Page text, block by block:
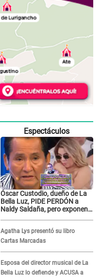
Espectáculos
Óscar Custodio, dueño de La
Bella Luz, PIDE PERDÓN a
Naldy Saldaña, pero exponen
grabar"
Agatha Lys presentó su libro
Cartas Marcadas
Esposa del director musical de La
Bella Luz lo defiende y ACUSA a